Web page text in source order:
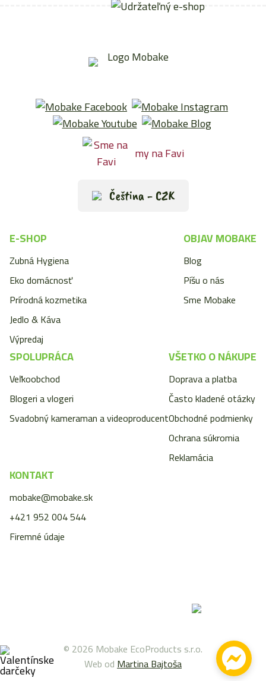
my na Favi
Čeština - CZK
E-SHOP
Zubná Hygiena
Eko domácnosť
Prírodná kozmetika
Jedlo & Káva
Výpredaj
OBJAV MOBAKE
Blog
Píšu o nás
Sme Mobake
SPOLUPRÁCA
Veľkoobchod
Blogeri a vlogeri
Svadobný kameraman a videoproducent
VŠETKO O NÁKUPE
Doprava a platba
Často kladené otázky
Obchodné podmienky
Ochrana súkromia
Reklamácia
KONTAKT
mobake@mobake.sk
+421 952 004 544
Firemné údaje
© 2026 Mobake EcoProducts s.r.o.
Web odMartina Bajtoša